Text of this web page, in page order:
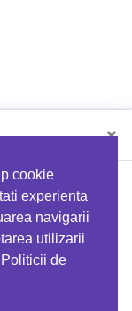
cookie
experienta
navigarii
utilizarii
de
×
codul